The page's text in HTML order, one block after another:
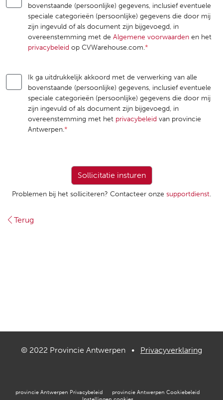
bovenstaande (persoonlijke) gegevens, inclusief eventuele
speciale categorieën (persoonlijke) gegevens die door mij
zijn ingevuld of als document zijn bijgevoegd, in
overeenstemming met de Algemene voorwaarden en het
privacybeleid op CVWarehouse.com.*
Ik ga uitdrukkelijk akkoord met de verwerking van alle
bovenstaande (persoonlijke) gegevens, inclusief eventuele
speciale categorieën (persoonlijke) gegevens die door mij
zijn ingevuld of als document zijn bijgevoegd, in
overeenstemming met het privacybeleid van provincie
Antwerpen.*
Problemen bij het solliciteren? Contacteer onze supportdienst.
Terug
© 2022 Provincie Antwerpen • Privacyverklaring
provincie Antwerpen Privacybeleid
provincie Antwerpen Cookiebeleid